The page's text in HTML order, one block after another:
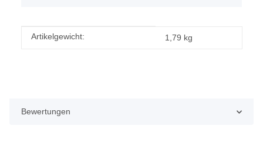
Produkteigenschaft
Wert
Artikelgewicht: 1,79 kg
Bewertungen